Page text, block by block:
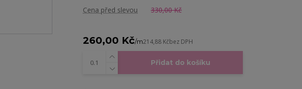
Cena před slevou
330,00 Kč
260,00 Kč/m214,88 Kčbez DPH
Přidat do košíku